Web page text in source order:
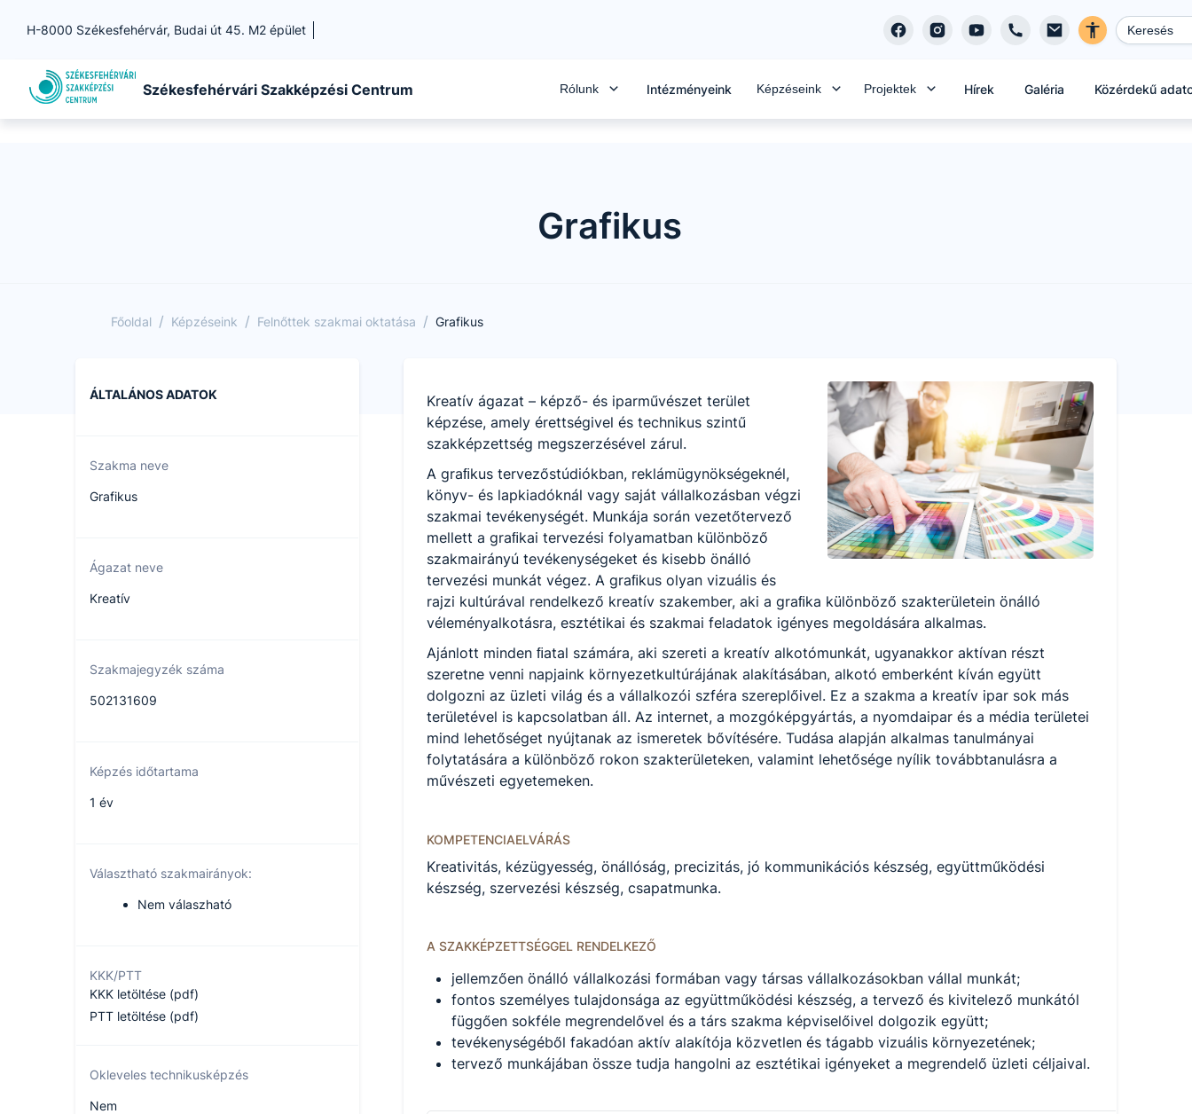
H-8000 Székesfehérvár, Budai út 45. M2 épület
Székesfehérvári Szakképzési Centrum Intézményeink Képzéseink Projektek
Grafikus
Főoldal / Képzéseink / Felnőttek szakmai oktatása / Grafikus
ÁLTALÁNOS ADATOK
Szakma neve
Grafikus
Ágazat neve
Kreatív
Szakmajegyzék száma
502131609
Képzés időtartama
1 év
Választható szakmairányok:
Nem válaszható
KKK/PTT
KKK letöltése (pdf)
PTT letöltése (pdf)
Okleveles technikusképzés
Nem
Kreatív ágazat – képző- és iparművészet terület
képzése, amely érettségivel és technikus szintű
szakképzettség megszerzésével zárul.
A graﬁkus tervezőstúdiókban, reklámügynökségeknél,
könyv- és lapkiadóknál vagy saját vállalkozásban végzi
szakmai tevékenységét. Munkája során vezetőtervező
mellett a graﬁkai tervezési folyamatban különböző
szakmairányú tevékenységeket és kisebb önálló
tervezési munkát végez. A graﬁkus olyan vizuális és
rajzi kultúrával rendelkező kreatív szakember, aki a graﬁka különböző szakterületein önálló
véleményalkotásra, esztétikai és szakmai feladatok igényes megoldására alkalmas.
Ajánlott minden ﬁatal számára, aki szereti a kreatív alkotómunkát, ugyanakkor aktívan részt
szeretne venni napjaink környezetkultúrájának alakításában, alkotó emberként kíván együtt
dolgozni az üzleti világ és a vállalkozói szféra szereplőivel. Ez a szakma a kreatív ipar sok más
területével is kapcsolatban áll. Az internet, a mozgóképgyártás, a nyomdaipar és a média területei
mind lehetőséget nyújtanak az ismeretek bővítésére. Tudása alapján alkalmas tanulmányai
folytatására a különböző rokon szakterületeken, valamint lehetősége nyílik továbbtanulásra a
művészeti egyetemeken.
KOMPETENCIAELVÁRÁS
Kreativitás, kézügyesség, önállóság, precizitás, jó kommunikációs készség, együttműködési
készség, szervezési készség, csapatmunka.
A SZAKKÉPZETTSÉGGEL RENDELKEZŐ
jellemzően önálló vállalkozási formában vagy társas vállalkozásokban vállal munkát;
fontos személyes tulajdonsága az együttműködési készség, a tervező és kivitelező munkától
függően sokféle megrendelővel és a társ szakma képviselőivel dolgozik együtt;
tevékenységéből fakadóan aktív alakítója közvetlen és tágabb vizuális környezetének;
tervező munkájában össze tudja hangolni az esztétikai igényeket a megrendelő üzleti céljaival.